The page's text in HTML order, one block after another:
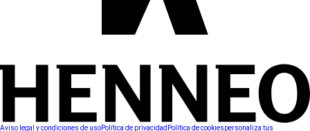
Aviso legal y condiciones de usoPolítica de privacidad Política de cookiespersonaliza tus